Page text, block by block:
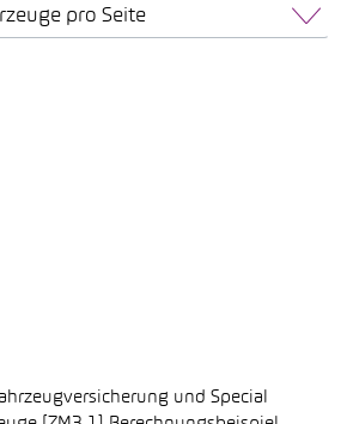
pro Seite
und Special